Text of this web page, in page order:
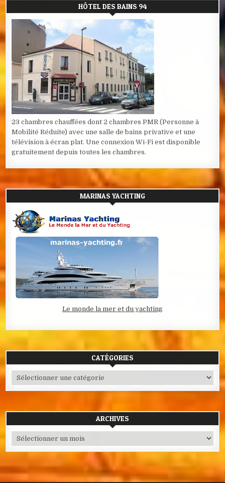
HÔTEL DES BAINS 94
23 chambres chauffées dont 2 chambres PMR (Personne à
Mobilité Réduite) avec une salle de bains privative et une
télévision à écran plat. Une connexion Wi-Fi est disponible
gratuitement depuis toutes les chambres.
MARINAS YACHTING
Le monde la mer et du yachting
CATÉGORIES
Catégories
ARCHIVES
Archives